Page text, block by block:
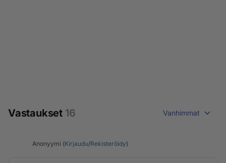
Vastaukset 16 Vanhimmat
Anonyymi (Kirjaudu/Rekisteröidy)